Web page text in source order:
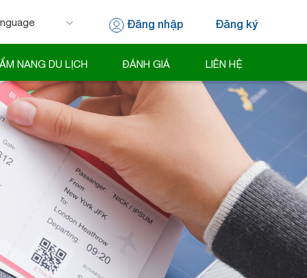
Đăng nhập Đăng ký
NANG DU LỊCH ĐÁNH GIÁ LIÊN HỆ